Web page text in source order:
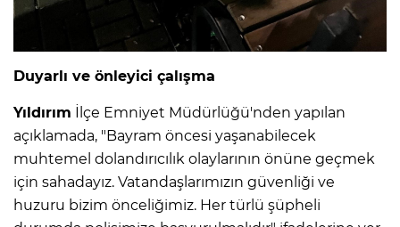
Duyarlı ve önleyici çalışma
Yıldırım İlçe Emniyet Müdürlüğü'nden yapılan
açıklamada, "Bayram öncesi yaşanabilecek
muhtemel dolandırıcılık olaylarının önüne geçmek
için sahadayız. Vatandaşlarımızın güvenliği ve
huzuru bizim önceliğimiz. Her türlü şüpheli